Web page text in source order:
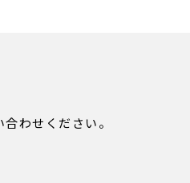
わせください。